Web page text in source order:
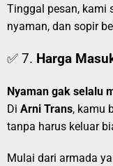
Tinggal pesan, kami
nyaman, dan sopir
✅ 7. Harga
Nyaman gak selalu
Di Arni Trans, kamu
tanpa harus keluar
Mulai dari armada